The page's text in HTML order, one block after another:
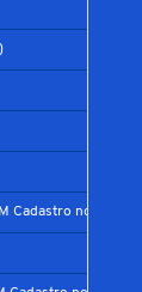
Cadastro no